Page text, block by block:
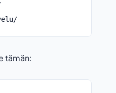
tämän: